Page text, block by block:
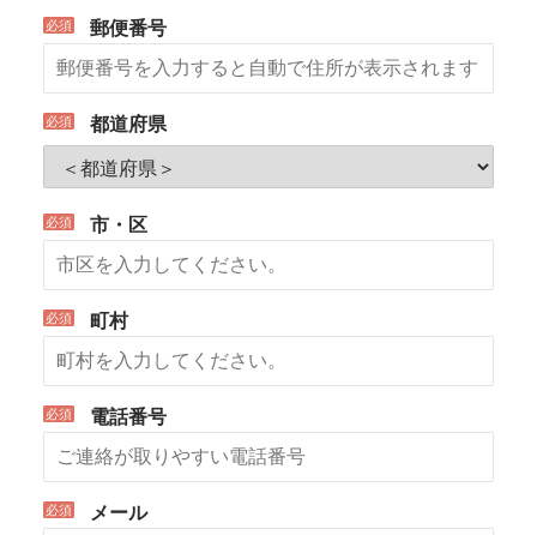
郵便番号
都道府県
市・区
町村
電話番号
メール